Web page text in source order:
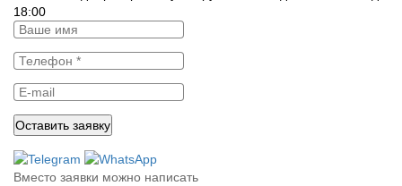
18:00
Вместо заявки можно написать